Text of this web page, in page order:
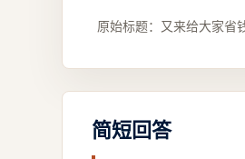
原始标题： 又来给大家省
简短回答